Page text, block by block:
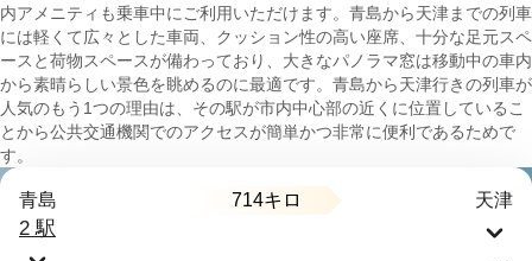
内アメニティも乗車中にご利用いただけます。青島から天津までの列車
には軽くて広々とした車両、クッション性の高い座席、十分な足元スペ
ースと荷物スペースが備わっており、大きなパノラマ窓は移動中の車内
から素晴らしい景色を眺めるのに最適です。青島から天津行きの列車が
人気のもう1つの理由は、その駅が市内中心部の近くに位置しているこ
とから公共交通機関でのアクセスが簡単かつ非常に便利であるためで
す。
青島 714キロ 天津
2 駅